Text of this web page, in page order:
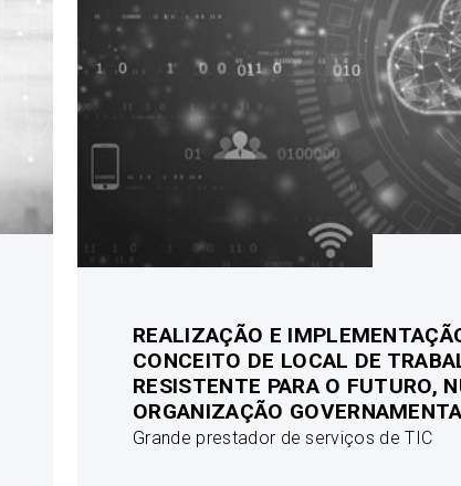
REALIZAÇÃO E
CONCEITO DE LOCAL DE
RESISTENTE PARA O FUTURO,
ORGANIZAÇÃO
Grande prestador de serviços de TIC